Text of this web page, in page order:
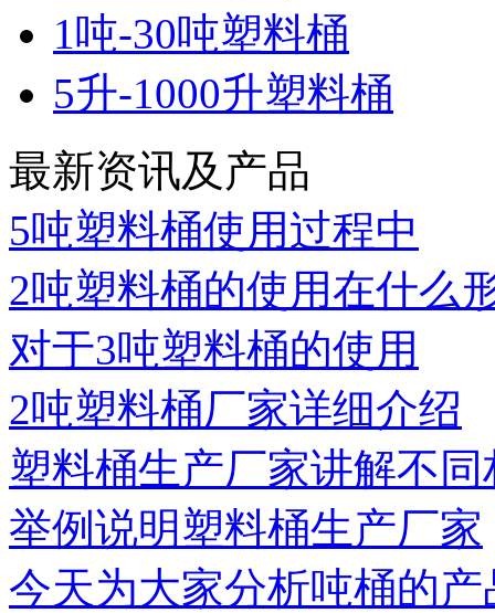
1吨-30吨塑料桶
5升-1000升塑料桶
最新资讯及产品
5吨塑料桶使用过程中
2吨塑料桶的使用在什么
对于3吨塑料桶的使用
2吨塑料桶厂家详细介绍
塑料桶生产厂家讲解不同
举例说明塑料桶生产厂家
今天为大家分析吨桶的